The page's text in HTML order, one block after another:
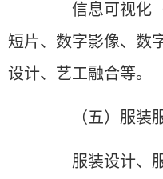
信息可视化（
短片、数字影像、数
设计、艺工融合等。
（五）服装
服装设计、服